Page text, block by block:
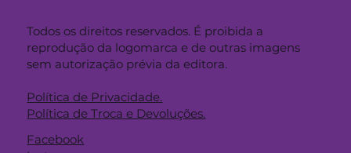
Todos os direitos reservados. É proibida a
reprodução da logomarca e de outras imagens
sem autorização prévia da editora.
Política de Privacidade.
Política de Troca e Devoluções.
Facebook